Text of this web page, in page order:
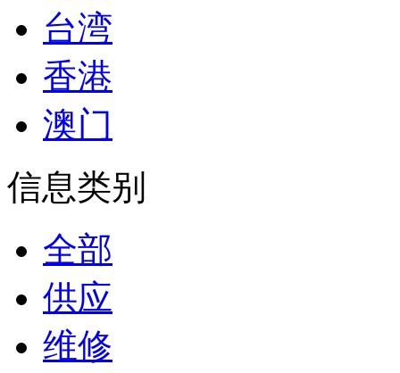
台湾
香港
澳门
信息类别
全部
供应
维修